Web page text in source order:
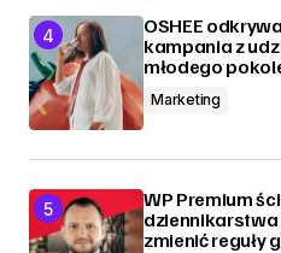
OSHEE
kampania z
młodego
Marketing
WP Premium
dziennikarstwa
zmienić reguły